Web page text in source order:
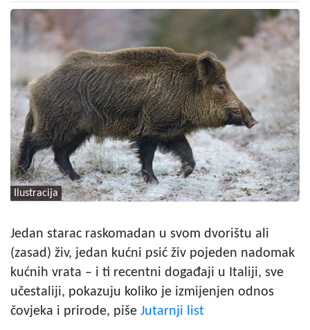
Ilustracija
Jedan starac raskomadan u svom dvorištu ali
(zasad) živ, jedan kućni psić živ pojeden nadomak
kućnih vrata – i ti recentni događaji u Italiji, sve
učestaliji, pokazuju koliko je izmijenjen odnos
čovjeka i prirode, piše Jutarnji list